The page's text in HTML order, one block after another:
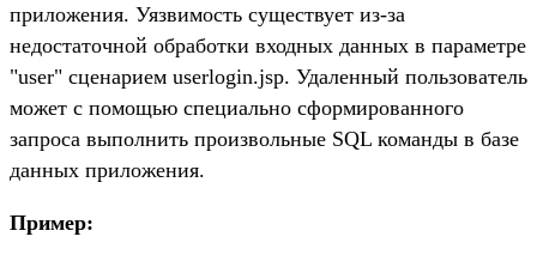
приложения. Уязвимость существует из-за
недостаточной обработки входных данных в параметре
"user" сценарием userlogin.jsp. Удаленный пользователь
может с помощью специально сформированного
запроса выполнить произвольные SQL команды в базе
данных приложения.
Пример: